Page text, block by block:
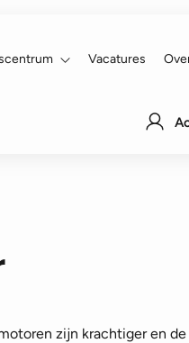
Vacatures
zijn krachtiger en